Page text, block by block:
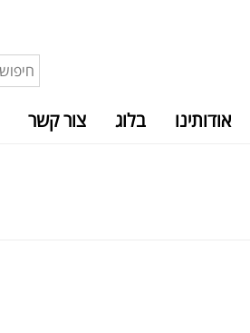
אודותינו בלוג צור קשר